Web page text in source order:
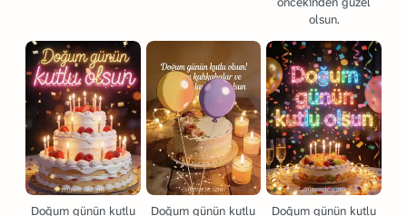
olsun.
Doğum günün kutlu
Doğum günün kutlu
Doğum günün kutlu